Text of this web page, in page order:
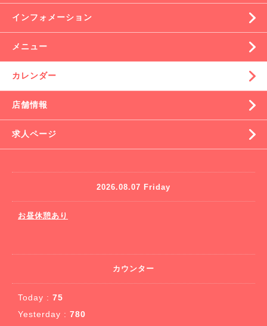
インフォメーション
メニュー
カレンダー
店舗情報
求人ページ
2026.08.07 Friday
お昼休憩あり
カウンター
Today : 75
Yesterday : 780